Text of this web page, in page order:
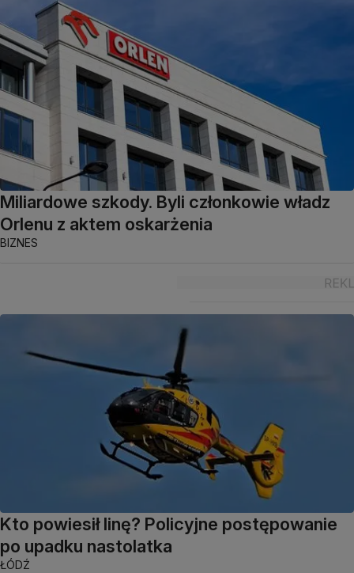
Miliardowe szkody. Byli członkowie władz
Orlenu z aktem oskarżenia
BIZNES
Kto powiesił linę? Policyjne postępowanie
po upadku nastolatka
ŁÓDŹ